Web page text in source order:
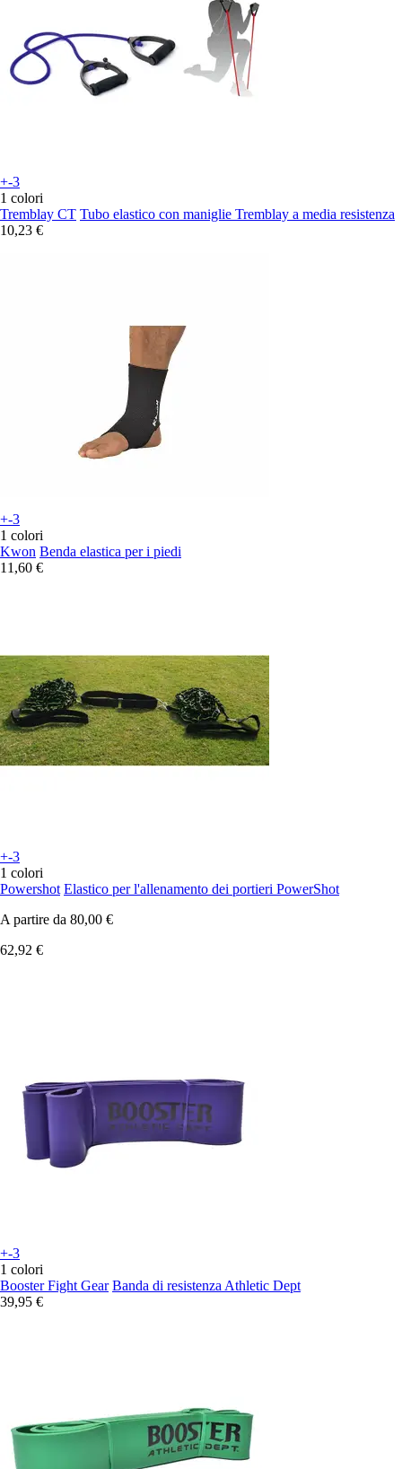
+-3
1 colori
Tremblay CT Tubo elastico con maniglie Tremblay a media resistenza
10,23 €
+-3
1 colori
Kwon Benda elastica per i piedi
11,60 €
+-3
1 colori
Powershot Elastico per l'allenamento dei portieri PowerShot
A partire da 80,00 €
62,92 €
+-3
1 colori
Booster Fight Gear Banda di resistenza Athletic Dept
39,95 €